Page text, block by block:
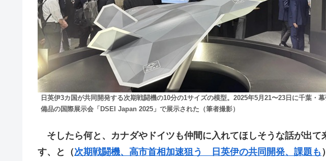
日英伊3カ国が共同開発する次期戦闘機の10分の1サイズの模型。2025年5月21〜23日に千葉・
備品の国際展示会「DSEI Japan 2025」で展示された（筆者撮影）
そしたら何と、カナダやドイツも仲間に入れてほしそうな話が出て
す、と（次期戦闘機、高市首相加速狙う 日英伊の共同開発、課題も